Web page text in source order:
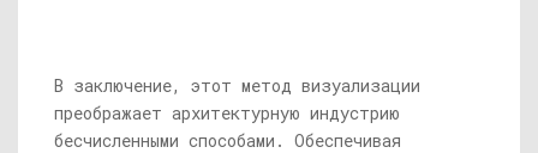
В заключение, этот метод визуализации
преображает архитектурную индустрию
бесчисленными способами. Обеспечивая